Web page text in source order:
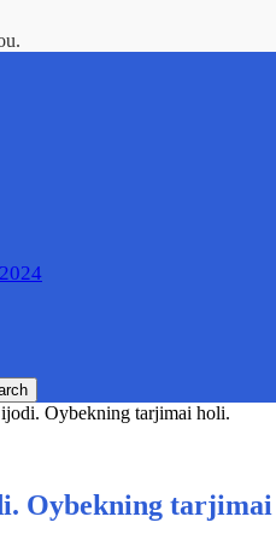
Oybekning tarjimai holi.
Oybekning